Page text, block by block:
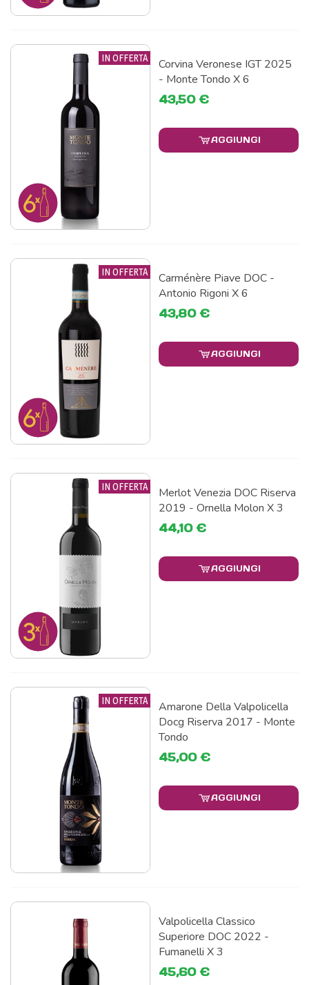
IN OFFERTA
Corvina Veronese IGT 2025
- Monte Tondo X 6
43,50 €
AGGIUNGI
IN OFFERTA
Carménère Piave DOC -
Antonio Rigoni X 6
43,80 €
AGGIUNGI
IN OFFERTA
Merlot Venezia DOC Riserva
2019 - Ornella Molon X 3
44,10 €
AGGIUNGI
IN OFFERTA
Amarone Della Valpolicella
Docg Riserva 2017 - Monte
Tondo
45,00 €
AGGIUNGI
Valpolicella Classico
Superiore DOC 2022 -
Fumanelli X 3
45,60 €